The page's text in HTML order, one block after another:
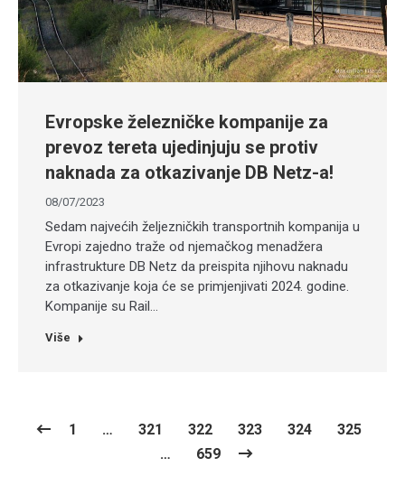
Evropske železničke kompanije za
prevoz tereta ujedinjuju se protiv
naknada za otkazivanje DB Netz-a!
08/07/2023
Sedam najvećih željezničkih transportnih kompanija u
Evropi zajedno traže od njemačkog menadžera
infrastrukture DB Netz da preispita njihovu naknadu
za otkazivanje koja će se primjenjivati 2024. godine.
Kompanije su Rail…
Više
1 … 321 322 323 324
325
…
659